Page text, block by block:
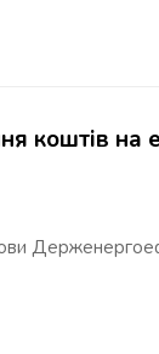
коштів на